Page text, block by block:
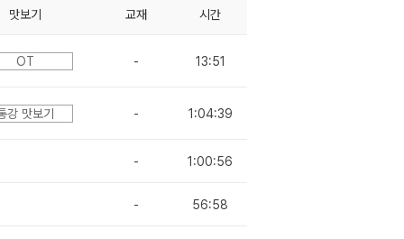
맛보기 교재 시간
OT - 13:51
강 맛보기 - 1:04:39
- 1:00:56
- 56:58